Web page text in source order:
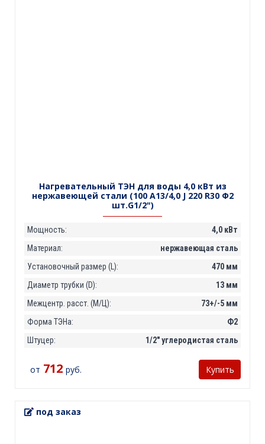
Нагревательный ТЭН для воды 4,0 кВт из
нержавеющей стали (100 А13/4,0 J 220 R30 Ф2
шт.G1/2")
Мощность:
4,0 кВт
Материал:
нержавеющая сталь
Установочный размер (L):
470 мм
Диаметр трубки (D):
13 мм
Межцентр. расст. (М/Ц):
73+/-5 мм
Форма ТЭНа:
Ф2
Штуцер:
1/2" углеродистая сталь
от 712 руб. Купить
под заказ